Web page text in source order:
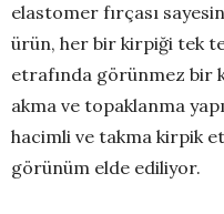
elastomer fırçası
ürün, her bir kirpiği tek
etrafında görünmez bir
akma ve topaklanma
hacimli ve takma kirpik
görünüm elde ediliyor.